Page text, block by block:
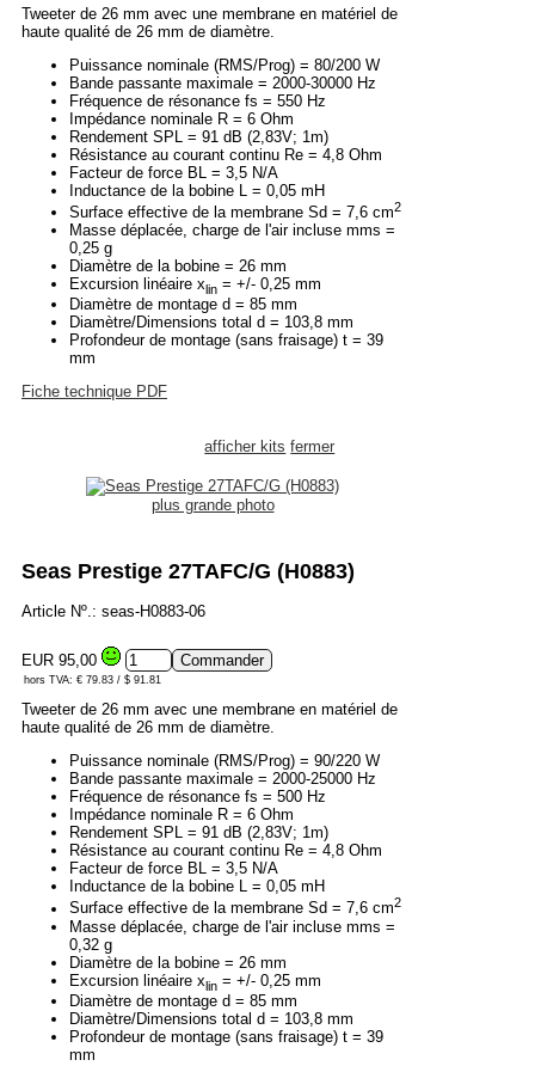
Tweeter de 26 mm avec une membrane en matériel de
haute qualité de 26 mm de diamètre.
Puissance nominale (RMS/Prog) = 80/200 W
Bande passante maximale = 2000-30000 Hz
Fréquence de résonance fs = 550 Hz
Impédance nominale R = 6 Ohm
Rendement SPL = 91 dB (2,83V; 1m)
Résistance au courant continu Re = 4,8 Ohm
Facteur de force BL = 3,5 N/A
Inductance de la bobine L = 0,05 mH
Surface effective de la membrane Sd = 7,6 cm2
Masse déplacée, charge de l'air incluse mms =
0,25 g
Diamètre de la bobine = 26 mm
Excursion linéaire xlin = +/- 0,25 mm
Diamètre de montage d = 85 mm
Diamètre/Dimensions total d = 103,8 mm
Profondeur de montage (sans fraisage) t = 39
mm
Fiche technique PDF
afficher kits fermer
plus grande photo
Seas Prestige 27TAFC/G (H0883)
Article Nº.: seas-H0883-06
EUR 95,00
hors TVA: € 79.83 / $ 91.81
Tweeter de 26 mm avec une membrane en matériel de
haute qualité de 26 mm de diamètre.
Puissance nominale (RMS/Prog) = 90/220 W
Bande passante maximale = 2000-25000 Hz
Fréquence de résonance fs = 500 Hz
Impédance nominale R = 6 Ohm
Rendement SPL = 91 dB (2,83V; 1m)
Résistance au courant continu Re = 4,8 Ohm
Facteur de force BL = 3,5 N/A
Inductance de la bobine L = 0,05 mH
Surface effective de la membrane Sd = 7,6 cm2
Masse déplacée, charge de l'air incluse mms =
0,32 g
Diamètre de la bobine = 26 mm
Excursion linéaire xlin = +/- 0,25 mm
Diamètre de montage d = 85 mm
Diamètre/Dimensions total d = 103,8 mm
Profondeur de montage (sans fraisage) t = 39
mm